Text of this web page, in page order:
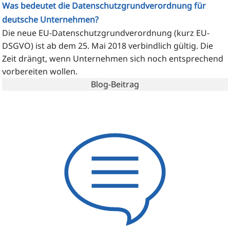
Was bedeutet die Datenschutzgrundverordnung für
deutsche Unternehmen?
Die neue EU-Daten­schutz­grund­ver­ord­nung (kurz EU-
DSGVO) ist ab dem 25. Mai 2018 ver­bind­lich gül­tig. Die
Zeit drängt, wenn Unter­neh­men sich noch ent­spre­chend
vor­be­rei­ten wollen.
Blog-Beitrag